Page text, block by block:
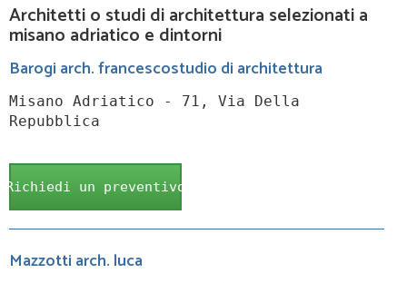
Architetti o studi di architettura selezionati a
misano adriatico e dintorni
Barogi arch. francescostudio di architettura
Misano Adriatico - 71, Via Della
Repubblica
Richiedi un preventivo
Mazzotti arch. luca